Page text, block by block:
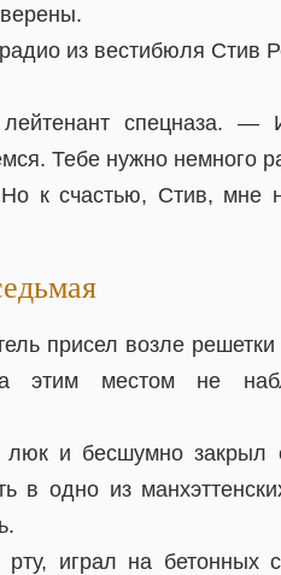
из вестибюля Стив
спецназа. —
Тебе нужно немного
к счастью, Стив, мне
присел возле решетки
этим местом не
люк и бесшумно закрыл
в одно из
играл на бетонных